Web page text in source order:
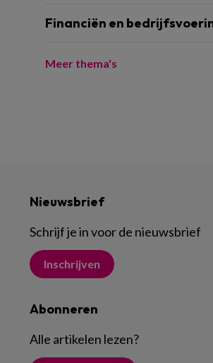
Financiën en
Meer thema's
Nieuwsbrief
Schrijf je in voor de nieuwsbrief
Inschrijven
Abonneren
Alle artikelen lezen?